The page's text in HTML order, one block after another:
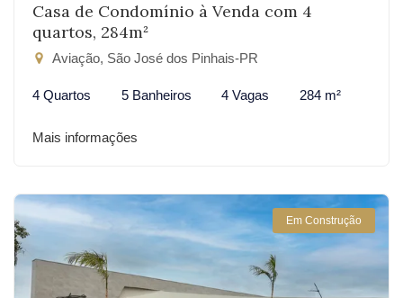
Casa de Condomínio à Venda com 4
quartos, 284m²
Aviação, São José dos Pinhais-PR
4 Quartos 5 Banheiros 4 Vagas 284 m²
Mais informações
Em Construção